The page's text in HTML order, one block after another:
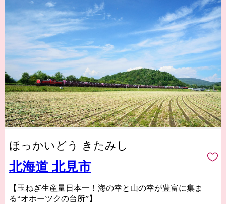
ほっかいどう きたみし
北海道 北見市
【玉ねぎ生産量日本一！海の幸と山の幸が豊富に集ま
る“オホーツクの台所”】